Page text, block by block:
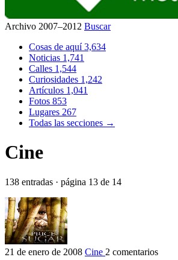
Archivo 2007–2012 Buscar
Cosas de aquí3,634
Noticias 1,741
Calles 1,544
Curiosidades 1,242
Artículos 1,041
Fotos 853
Lugares 267
Todas las secciones →
Cine
138 entradas · página 13 de 14
21 de enero de 2008 Cine 2 comentarios